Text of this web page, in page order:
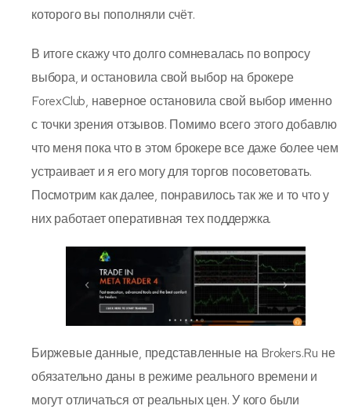
которого вы пополняли счёт.
В итоге скажу что долго сомневалась по вопросу
выбора, и остановила свой выбор на брокере
ForexClub, наверное остановила свой выбор именно
с точки зрения отзывов. Помимо всего этого добавлю
что меня пока что в этом брокере все даже более чем
устраивает и я его могу для торгов посоветовать.
Посмотрим как далее, понравилось так же и то что у
них работает оперативная тех поддержка.
Биржевые данные, представленные на Brokers.Ru не
обязательно даны в режиме реального времени и
могут отличаться от реальных цен. У кого были